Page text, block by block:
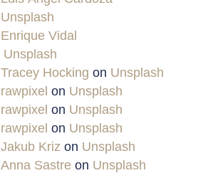
Unsplash
Enrique Vidal
Unsplash
Tracey Hocking on Unsplash
rawpixel on Unsplash
rawpixel on Unsplash
rawpixel on Unsplash
Jakub Kriz on Unsplash
Anna Sastre on Unsplash